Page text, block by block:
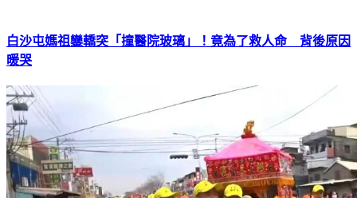
白沙屯媽祖鑾轎突「撞醫院玻璃」！竟為了救人命 背後原因
暖哭